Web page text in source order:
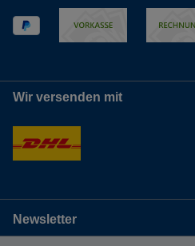
Wir versenden mit
Newsletter